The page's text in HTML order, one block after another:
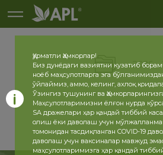
2026
Ҳурматли Ҳамкорлар!
Биз дунёдаги вазиятни кузатиб
ноёб маҳсулотларга эга
ўйлаймиз, аммо, келинг, ахлоқ
Ўзингиз тушунинг ва
Маҳсулотларимизни ёлғон нурда
SA дражелари ҳар қандай тиббий
олиш ёки даволаш учун
томонидан тасдиқланган COVID-19
даволаш учун ваксиналар мавжуд
маҳсулотларимизга ҳар қандай